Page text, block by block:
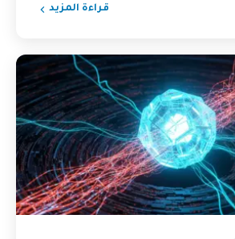
قراءة المزيد